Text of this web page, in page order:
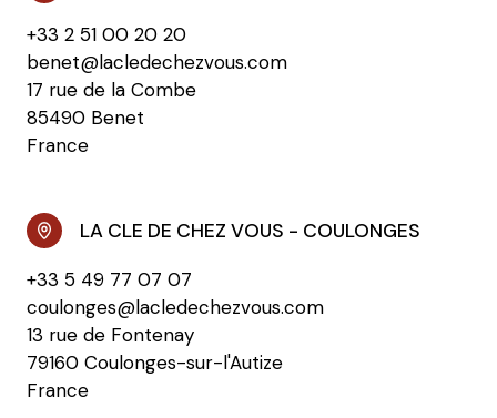
+33 2 51 00 20 20
benet@lacledechezvous.com
17 rue de la Combe
85490 Benet
France
LA CLE DE CHEZ VOUS - COULONGES
+33 5 49 77 07 07
coulonges@lacledechezvous.com
13 rue de Fontenay
79160 Coulonges-sur-l'Autize
France